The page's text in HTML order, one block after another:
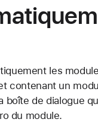
les
contenant un
boîte de dialogue
du module.